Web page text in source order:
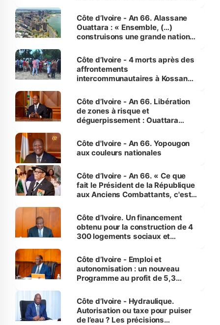
enfants
Côte d’Ivoire - An 66. Alassane
Ouattara : « Ensemble, (…)
construisons une grande nation
générations futures »
Côte d’Ivoire - 4 morts après des
affrontements
intercommunautaires à Kossandji
milieu des sinistrés
Côte d’Ivoire - An 66. Libération
de zones à risque et
déguerpissement : Ouattara
l'Etat de droit pour préserver les
vies humaines »
Côte d'Ivoire - An 66. Yopougon
aux couleurs nationales
Côte d’Ivoire - An 66. « Ce que
fait le Président de la République
aux Anciens Combattants, c'est
Côte d’Ivoire. Un financement
obtenu pour la construction de 4
300 logements sociaux et
et Yamoussoukro
Côte d’Ivoire - Emploi et
autonomisation : un nouveau
Programme au profit de 5,3
Côte d’Ivoire - Hydraulique.
Autorisation ou taxe pour puiser
de l’eau ? Les précisions